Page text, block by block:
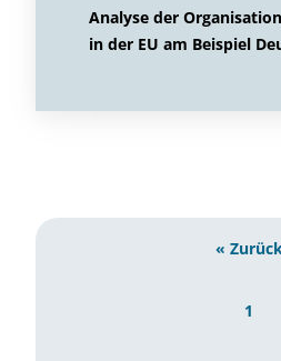
Analyse der
in der EU am Beispiel
«
1